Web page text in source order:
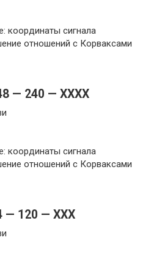
координаты сигнала
отношений с Корваксами
— 240 — XXXX
координаты сигнала
отношений с Корваксами
— 120 — XXX